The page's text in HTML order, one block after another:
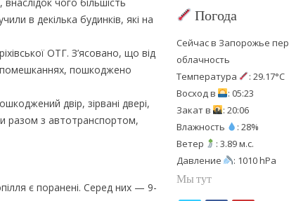
в декілька будинків, які на
ОТГ. З’ясовано, що від
помешканнях, пошкоджено
двір, зірвані двері,
разом з автотранспортом,
є поранені. Серед них — 9-
Погода
Сейчас в Запорожье
облачность
Температура
: 29.17°C
Восход в
: 05:23
Закат в
: 20:06
Влажность
: 28%
Ветер
: 3.89 м.с.
Давление
: 1010 hPa
Мы тут